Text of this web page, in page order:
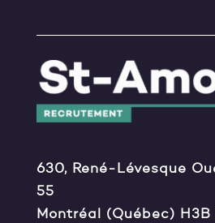
630, René-Lévesque
55
Montréal (Québec) H3B